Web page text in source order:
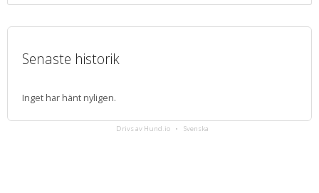
Senaste historik
Inget har hänt nyligen.
Drivs av Hund.io Svenska